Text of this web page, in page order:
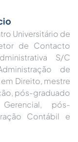
Universitário de
de Contacto
S/C
de
Direito, mestre
pós-graduado
pós-
Contábil e